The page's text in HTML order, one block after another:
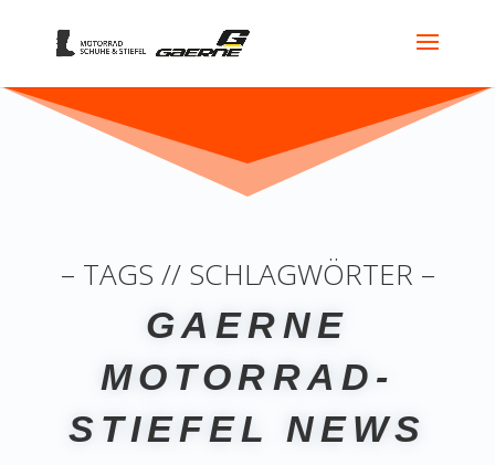
– TAGS // SCHLAGWÖRTER –
GAERNE
MOTORRAD-
STIEFEL NEWS